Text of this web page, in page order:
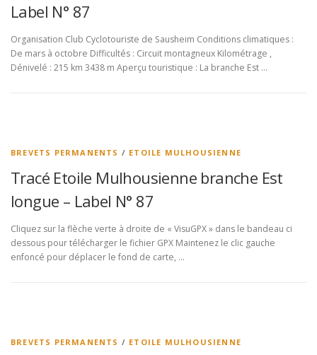
Label N° 87
Organisation Club Cyclotouriste de Sausheim Conditions climatiques :
De mars à octobre Difficultés : Circuit montagneux Kilométrage ,
Dénivelé : 215 km 3438 m Aperçu touristique : La branche Est …
BREVETS PERMANENTS / ETOILE MULHOUSIENNE
Tracé Etoile Mulhousienne branche Est
longue – Label N° 87
Cliquez sur la flèche verte à droite de « VisuGPX » dans le bandeau ci
dessous pour télécharger le fichier GPX Maintenez le clic gauche
enfoncé pour déplacer le fond de carte, …
BREVETS PERMANENTS / ETOILE MULHOUSIENNE